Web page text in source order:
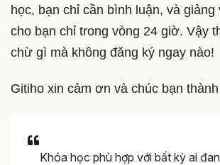
học, bạn chỉ cần bình luận, và giảng
cho bạn chỉ trong vòng 24 giờ. Vậy
chừ gì mà không đăng ký ngay nào!
Gitiho xin cảm ơn và chúc bạn
Khóa học phù hợp với bất kỳ ai